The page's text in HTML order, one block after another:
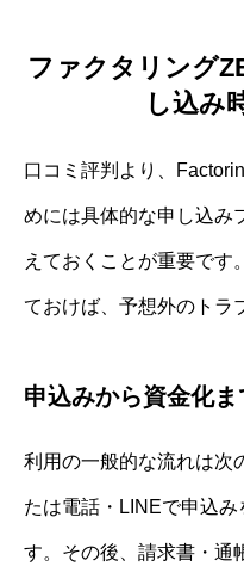
ファクタリング
し込み
口コミ評判より、
めには具体的な申し込み
えておくことが重要です
ておけば、予想外のトラ
申込みから資金化
利用の一般的な流れは次
たは電話・LINEで申込
す。その後、請求書・通